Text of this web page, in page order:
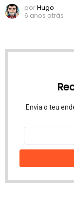
porHugo
6 anos atrás
Envia o teu
Endereço
email